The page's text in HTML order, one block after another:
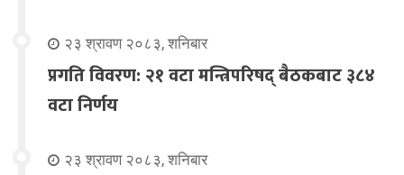
२३ श्रावण २०८३, शनिबार
प्रगति विवरण: २१ वटा मन्त्रिपरिषद् बैठकबाट ३८४
वटा निर्णय
२३ श्रावण २०८३, शनिबार